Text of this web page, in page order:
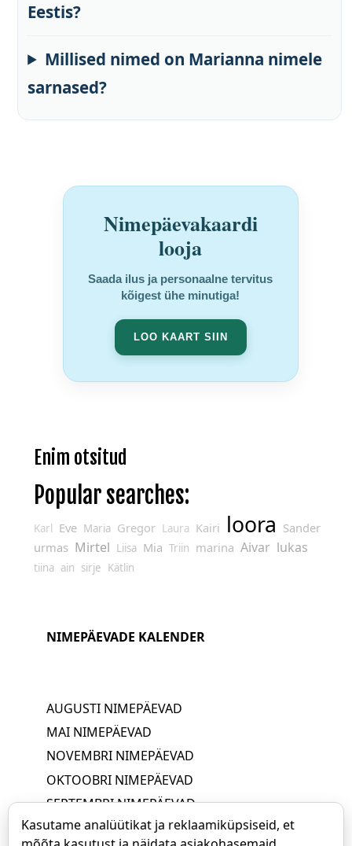
Eestis?
Millised nimed on Marianna nimele
sarnased?
Nimepäevakaardi
looja
Saada ilus ja personaalne tervitus
kõigest ühe minutiga!
LOO KAART SIIN
Enim otsitud
Popular searches:
Karl Eve Maria Gregor Laura Kairi loora Sander
urmas Mirtel Liisa Mia Triin marina Aivar lukas
tiina ain sirje Kätlin
NIMEPÄEVADE KALENDER
AUGUSTI NIMEPÄEVAD
MAI NIMEPÄEVAD
NOVEMBRI NIMEPÄEVAD
OKTOOBRI NIMEPÄEVAD
SEPTEMBRI NIMEPÄEVAD
JUUNI NIMEPÄEVAD
Kasutame analüütikat ja reklaamiküpsiseid, et